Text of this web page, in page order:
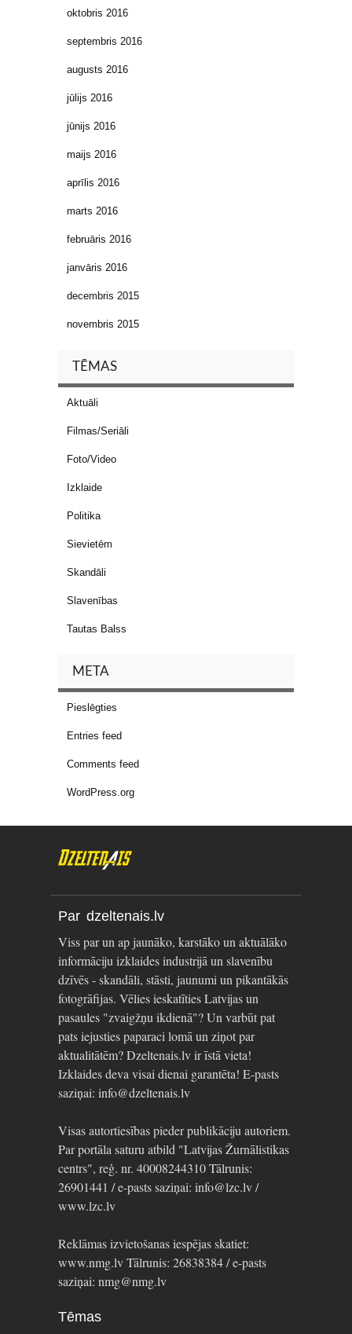
oktobris 2016
septembris 2016
augusts 2016
jūlijs 2016
jūnijs 2016
maijs 2016
aprīlis 2016
marts 2016
februāris 2016
janvāris 2016
decembris 2015
novembris 2015
TĒMAS
Aktuāli
Filmas/Seriāli
Foto/Video
Izklaide
Politika
Sievietēm
Skandāli
Slavenības
Tautas Balss
META
Pieslēgties
Entries feed
Comments feed
WordPress.org
Par dzeltenais.lv
Viss par un ap jaunāko, karstāko un aktuālāko
informāciju izklaides industrijā un slavenību
dzīvēs - skandāli, stāsti, jaunumi un pikantākās
fotogrāfijas. Vēlies ieskatīties Latvijas un
pasaules "zvaigžņu ikdienā"? Un varbūt pat
pats iejusties paparaci lomā un ziņot par
aktualitātēm? Dzeltenais.lv ir īstā vieta!
Izklaides deva visai dienai garantēta! E-pasts
saziņai: info@dzeltenais.lv
Visas autortiesības pieder publikāciju autoriem.
Par portāla saturu atbild "Latvijas Žurnālistikas
centrs", reģ. nr. 40008244310 Tālrunis:
26901441 / e-pasts saziņai: info@lzc.lv /
www.lzc.lv
Reklāmas izvietošanas iespējas skatiet:
www.nmg.lv Tālrunis: 26838384 / e-pasts
saziņai: nmg@nmg.lv
Tēmas